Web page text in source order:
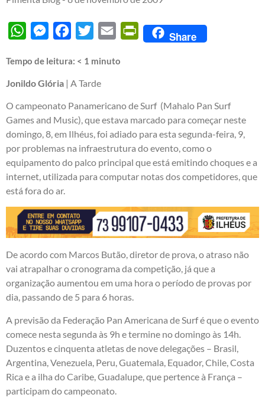
WhatsAppMessengerFacebook
Twitter Email PrintFriendly
Share
Tempo de leitura: < 1 minuto
Jonildo Glória | A Tarde
O campeonato Panamericano de Surf (Mahalo Pan Surf
Games and Music), que estava marcado para começar neste
domingo, 8, em Ilhéus, foi adiado para esta segunda-feira, 9,
por problemas na infraestrutura do evento, como o
equipamento do palco principal que está emitindo choques e a
internet, utilizada para computar notas dos competidores, que
está fora do ar.
De acordo com Marcos Butão, diretor de prova, o atraso não
vai atrapalhar o cronograma da competição, já que a
organização aumentou em uma hora o período de provas por
dia, passando de 5 para 6 horas.
A previsão da Federação Pan Americana de Surf é que o evento
comece nesta segunda às 9h e termine no domingo às 14h.
Duzentos e cinquenta atletas de nove delegações – Brasil,
Argentina, Venezuela, Peru, Guatemala, Equador, Chile, Costa
Rica e a ilha do Caribe, Guadalupe, que pertence à França –
participam do campeonato.